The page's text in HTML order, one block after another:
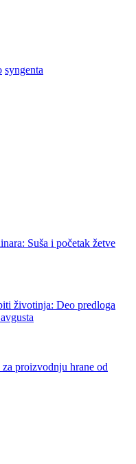
syngenta
Suša i početak žetve
životinja: Deo predloga
proizvodnju hrane od